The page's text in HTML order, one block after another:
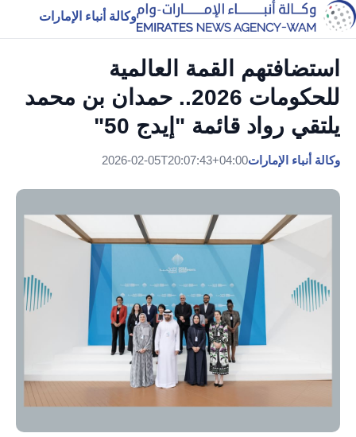
وكالة أنباء الإمارات
استضافتهم القمة العالمية
للحكومات 2026.. حمدان بن محمد
يلتقي رواد قائمة "إيدج 50"
وكالة أنباء الإمارات2026-02-05T20:07:43+04:00